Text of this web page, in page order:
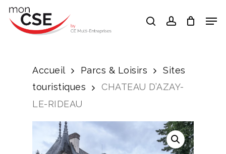
Skip
searchaccount
Accueil Parcs & Loisirs
Sites
touristiques
CHATEAU D’AZAY-
LE-RIDEAU